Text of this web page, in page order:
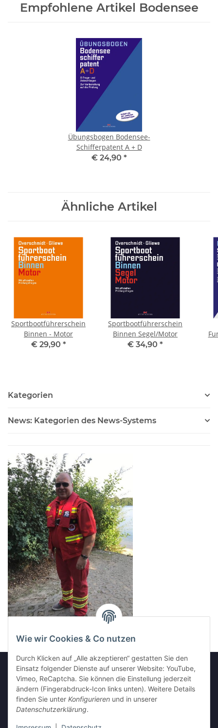
Wie wir Cookies & Co nutzen
Durch Klicken auf „Alle akzeptieren“ gestatten Sie den
Einsatz folgender Dienste auf unserer Website: YouTube,
Vimeo, ReCaptcha. Sie können die Einstellung jederzeit
ändern (Fingerabdruck-Icon links unten). Weitere Details
finden Sie unter Konfigurieren und in unserer
Datenschutzerklärung.
Empfohlene Artikel Bodensee
Übungsbogen Bodensee-
Schifferpatent A + D
€ 24,90 *
Ähnliche Artikel
Sportbootführerschein
Binnen - Motor
€ 29,90 *
Sportbootführerschein
Binnen Segel/Motor
€ 34,90 *
Kategorien
News: Kategorien des News-Systems
Informationen
Gesetzliche Informationen